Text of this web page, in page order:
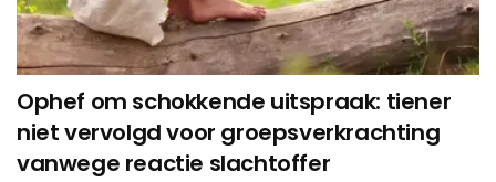
Ophef om schokkende uitspraak: tiener
niet vervolgd voor groepsverkrachting
vanwege reactie slachtoffer